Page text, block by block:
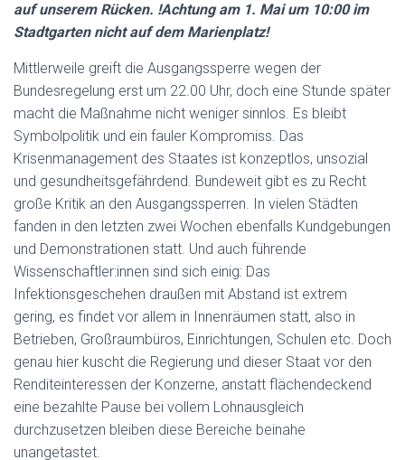
auf unserem Rücken. !Achtung am 1. Mai um 10:00 im
Stadtgarten nicht auf dem Marienplatz!
Mittlerweile greift die Ausgangssperre wegen der
Bundesregelung erst um 22.00 Uhr, doch eine Stunde später
macht die Maßnahme nicht weniger sinnlos. Es bleibt
Symbolpolitik und ein fauler Kompromiss. Das
Krisenmanagement des Staates ist konzeptlos, unsozial
und gesundheitsgefährdend. Bundeweit gibt es zu Recht
große Kritik an den Ausgangssperren. In vielen Städten
fanden in den letzten zwei Wochen ebenfalls Kundgebungen
und Demonstrationen statt. Und auch führende
Wissenschaftler:innen sind sich einig: Das
Infektionsgeschehen draußen mit Abstand ist extrem
gering, es findet vor allem in Innenräumen statt, also in
Betrieben, Großraumbüros, Einrichtungen, Schulen etc. Doch
genau hier kuscht die Regierung und dieser Staat vor den
Renditeinteressen der Konzerne, anstatt flächendeckend
eine bezahlte Pause bei vollem Lohnausgleich
durchzusetzen bleiben diese Bereiche beinahe
unangetastet.